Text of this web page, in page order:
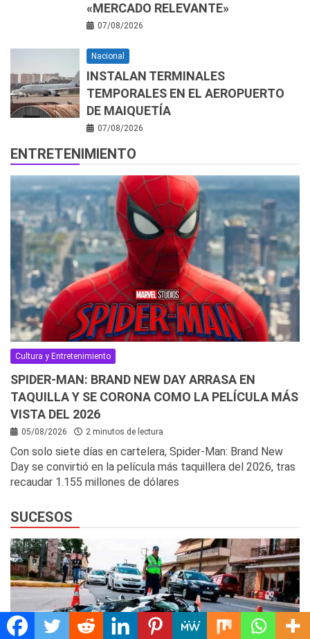
«MERCADO RELEVANTE»
07/08/2026
Nacional
INSTALAN TERMINALES
TEMPORALES EN EL AEROPUERTO
DE MAIQUETÍA
07/08/2026
ENTRETENIMIENTO
Cultura y Entretenimiento
SPIDER-MAN: BRAND NEW DAY ARRASA EN
TAQUILLA Y SE CORONA COMO LA PELÍCULA MÁS
VISTA DEL 2026
05/08/2026 2 minutos de lectura
Con solo siete días en cartelera, Spider-Man: Brand New
Day se convirtió en la película más taquillera del 2026, tras
recaudar 1.155 millones de dólares
SUCESOS